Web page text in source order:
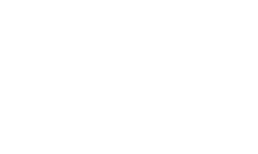
Кондратьевском